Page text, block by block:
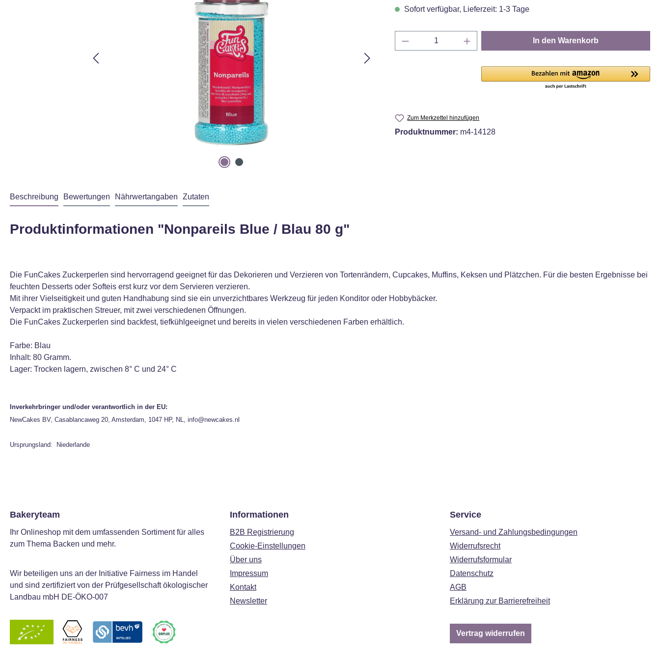
Sofort verfügbar, Lieferzeit: 1-3 Tage
Produkt Anzahl: Gib den gewünschten Wert ein
In den Warenkorb
Zum Merkzettel hinzufügen
Produktnummer: m4-14128
Beschreibung Bewertungen Nährwertangaben Zutaten
Produktinformationen "Nonpareils Blue / Blau 80 g"
Die FunCakes Zuckerperlen sind hervorragend geeignet für das Dekorieren und Verzieren von Tortenrändern, Cupcakes, Muffins, Keksen und Plätzchen. Für die besten Ergebnisse bei
feuchten Desserts oder Softeis erst kurz vor dem Servieren verzieren.
Mit ihrer Vielseitigkeit und guten Handhabung sind sie ein unverzichtbares Werkzeug für jeden Konditor oder Hobbybäcker.
Verpackt im praktischen Streuer, mit zwei verschiedenen Öffnungen.
Die FunCakes Zuckerperlen sind backfest, tiefkühlgeeignet und bereits in vielen verschiedenen Farben erhältlich.
Farbe: Blau
Inhalt: 80 Gramm.
Lager: Trocken lagern, zwischen 8° C und 24° C
Inverkehrbringer und/oder verantwortlich in der EU:
NewCakes BV, Casablancaweg 20, Amsterdam, 1047 HP, NL, info@newcakes.nl
Ursprungsland: Niederlande
Bakeryteam
Ihr Onlineshop mit dem umfassenden Sortiment für alles
zum Thema Backen und mehr.
Wir beteiligen uns an der Initiative Fairness im Handel
und sind zertifiziert von der Prüfgesellschaft ökologischer
Landbau mbH DE-ÖKO-007
Informationen
B2B Registrierung
Cookie-Einstellungen
Über uns
Impressum
Kontakt
Newsletter
Service
Versand- und Zahlungsbedingungen
Widerrufsrecht
Widerrufsformular
Datenschutz
AGB
Erklärung zur Barrierefreiheit
Vertrag widerrufen